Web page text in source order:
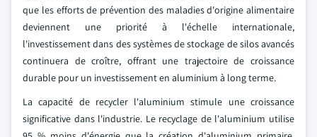
que les efforts de prévention des maladies d'origine alimentaire
deviennent une priorité à l'échelle internationale,
l'investissement dans des systèmes de stockage de silos avancés
continuera de croître, offrant une trajectoire de croissance
durable pour un investissement en aluminium à long terme.
La capacité de recycler l'aluminium stimule une croissance
significative dans l'industrie. Le recyclage de l'aluminium utilise